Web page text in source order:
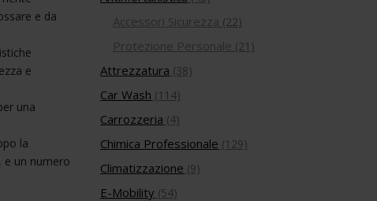
e da
e
una
la
e un numero
Accessori Sicurezza (22)
Protezione Personale (21)
Attrezzatura (38)
Car Wash (114)
Carrozzeria (4)
Chimica Professionale (129)
Climatizzazione (9)
E-Mobility (54)